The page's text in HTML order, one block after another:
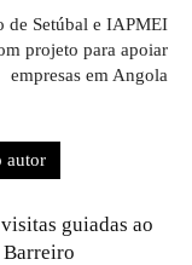
de Setúbal e IAPMEI
projeto para apoiar
empresas em Angola
autor
guiadas ao
Barreiro